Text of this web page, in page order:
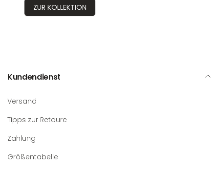
ZUR KOLLEKTION
Kundendienst
Versand
Tipps zur Retoure
Zahlung
Größentabelle